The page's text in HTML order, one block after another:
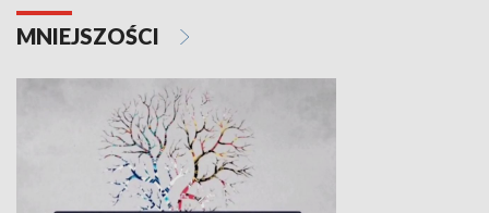
MNIEJSZOŚCI